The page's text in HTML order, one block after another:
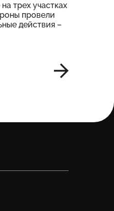
трех участках
провели
действия –